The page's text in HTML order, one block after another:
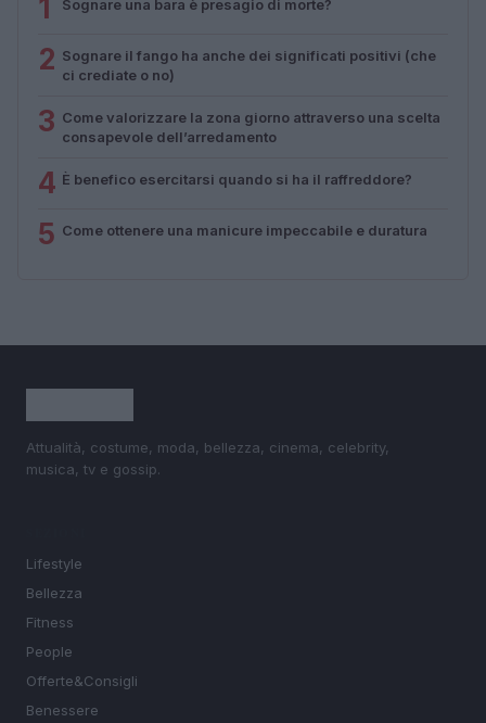
1 Sognare una bara è presagio di morte?
2 Sognare il fango ha anche dei significati positivi (che
ci crediate o no)
3 Come valorizzare la zona giorno attraverso una scelta
consapevole dell’arredamento
4 È benefico esercitarsi quando si ha il raffreddore?
5 Come ottenere una manicure impeccabile e duratura
Attualità, costume, moda, bellezza, cinema, celebrity,
musica, tv e gossip.
Lifestyle
Bellezza
Fitness
People
Offerte&Consigli
Benessere